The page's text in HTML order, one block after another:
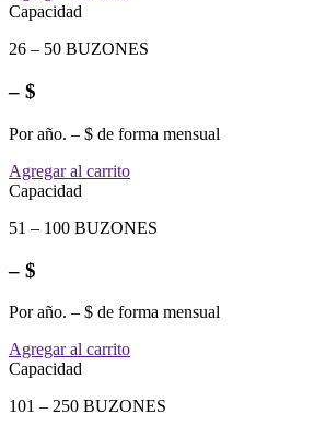
Capacidad
26 – 50 BUZONES
– $
Por año. – $ de forma mensual
Agregar al carrito
Capacidad
51 – 100 BUZONES
– $
Por año. – $ de forma mensual
Agregar al carrito
Capacidad
101 – 250 BUZONES